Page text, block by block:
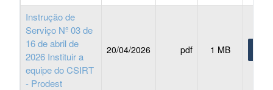
Instrução de
Serviço Nº 03 de
16 de abril de
2026 Instituir a
equipe do CSIRT
- Prodest
20/04/2026 pdf 1 MB